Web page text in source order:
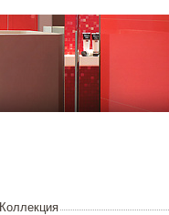
Коллекция